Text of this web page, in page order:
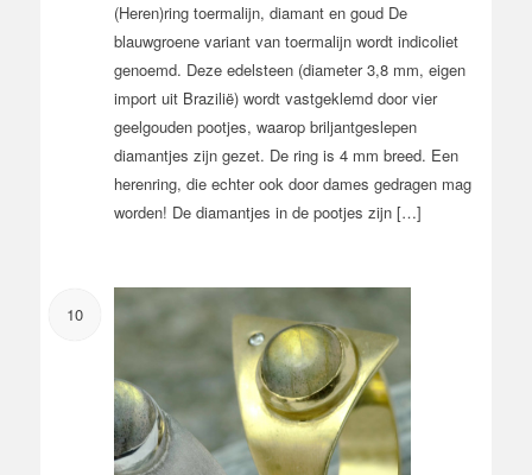
(Heren)ring toermalijn, diamant en goud De
blauwgroene variant van toermalijn wordt indicoliet
genoemd. Deze edelsteen (diameter 3,8 mm, eigen
import uit Brazilië) wordt vastgeklemd door vier
geelgouden pootjes, waarop briljantgeslepen
diamantjes zijn gezet. De ring is 4 mm breed. Een
herenring, die echter ook door dames gedragen mag
worden! De diamantjes in de pootjes zijn […]
10